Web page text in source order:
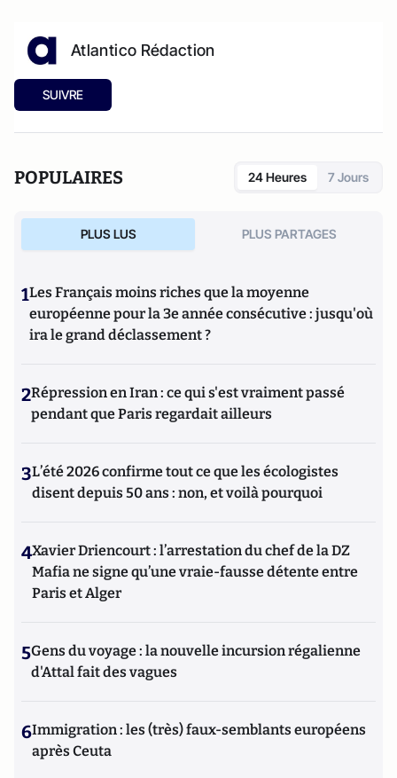
Atlantico Rédaction
SUIVRE
POPULAIRES 24 Heures 7 Jours
PLUS LUS PLUS PARTAGES
1Les Français moins riches que la moyenne
européenne pour la 3e année consécutive : jusqu'où
ira le grand déclassement ?
2Répression en Iran : ce qui s'est vraiment passé
pendant que Paris regardait ailleurs
3L’été 2026 confirme tout ce que les écologistes
disent depuis 50 ans : non, et voilà pourquoi
4Xavier Driencourt : l’arrestation du chef de la DZ
Mafia ne signe qu’une vraie-fausse détente entre
Paris et Alger
5Gens du voyage : la nouvelle incursion régalienne
d'Attal fait des vagues
6Immigration : les (très) faux-semblants européens
après Ceuta